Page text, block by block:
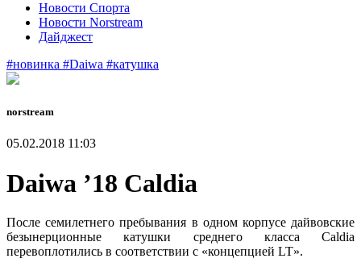
Новости Спорта
Новости Norstream
Дайджест
#новинка #Daiwa #катушка
norstream
05.02.2018 11:03
Daiwa ’18 Caldia
После семилетнего пребывания в одном корпусе дайвовские
безынерционные катушки среднего класса Caldia
перевоплотились в соответствии с «концепцией LT».